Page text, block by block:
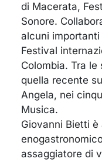
di Macerata,
Sonore.
alcuni
Festival
Colombia. Tra
quella recente
Angela, nei
Musica.
Giovanni Bietti
assaggiatore di